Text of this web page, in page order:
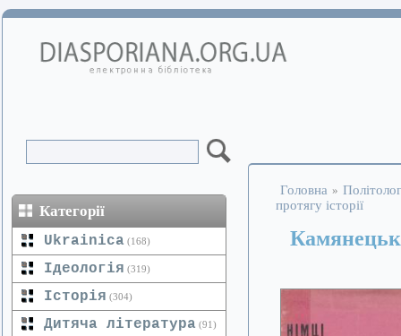
Категорії
Ukrainica (168)
Ідеологія (319)
Історія (304)
Дитяча література (91)
Головна »
протягу історії